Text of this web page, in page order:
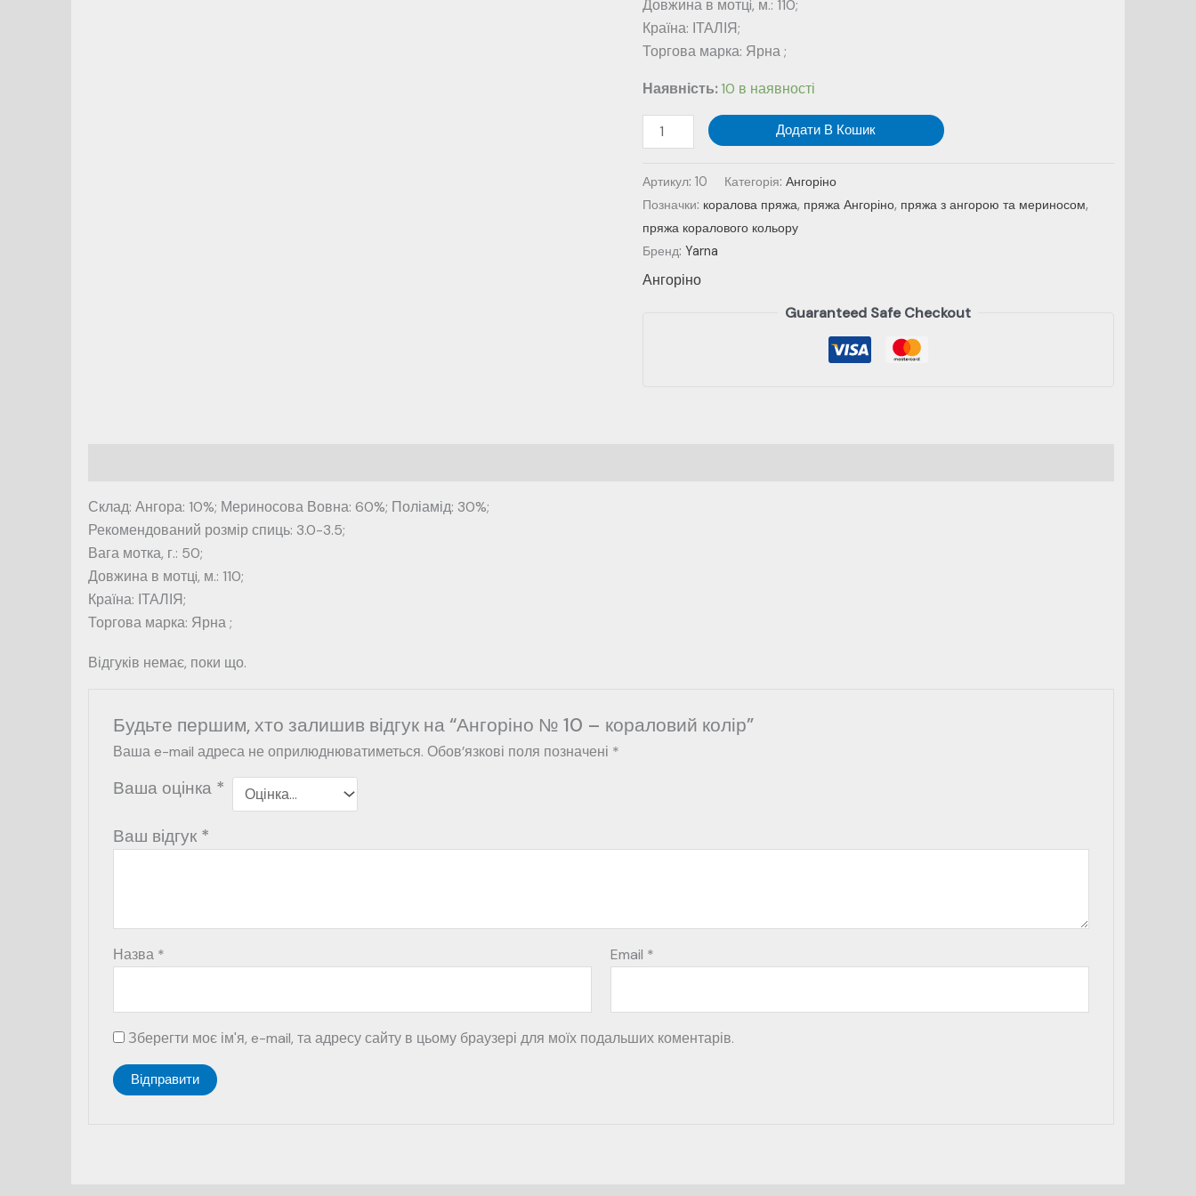
Довжина в мотцi, м.: 110;
Країна: ІТАЛІЯ;
Торгова марка: Ярна ;
Наявність: 10 в наявності
Ангоріно
№
колір
кількість
Додати В Кошик
Артикул: 10 Категорія: Ангоріно
Позначки: коралова пряжа, пряжа Ангоріно, пряжа з ангорою та мериносом,
пряжа коралового кольору
Бренд: Yarna
Ангоріно
Guaranteed Safe Checkout
Склад: Ангора: 10%; Мериносова Вовна: 60%; Поліамід: 30%;
Рекомендований розмір спиць: 3.0-3.5;
Вага мотка, г.: 50;
Довжина в мотцi, м.: 110;
Країна: ІТАЛІЯ;
Торгова марка: Ярна ;
Відгуків немає, поки що.
Будьте першим, хто залишив відгук на “Ангоріно № 10 – кораловий колір”
Ваша e-mail адреса не оприлюднюватиметься. Обов’язкові поля позначені *
Ваша оцінка *
Ваш відгук *
Назва * Email *
Зберегти моє ім'я, e-mail, та адресу сайту в цьому браузері для моїх подальших коментарів.